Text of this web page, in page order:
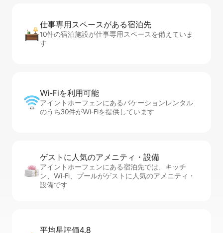
仕事専用ス⁠ペ⁠ー⁠スがあ⁠る宿⁠泊⁠先
10件の宿泊施設が仕事専用スペースを備えていま
す
Wi-Fiを利⁠用⁠可⁠能
アイントホーフェンにあるバケーションレンタル
のうち30件がWi-Fiを提供しています
ゲストに人⁠気⁠のア⁠メ⁠ニ⁠テ⁠ィ・設⁠備
アイントホーフェンにある宿泊先では、キッチ
ン、Wi-Fi、プールがゲストに人気のアメニティ・
設備です
平均星評価4.8